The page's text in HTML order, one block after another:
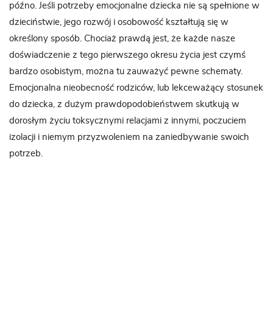
późno. Jeśli potrzeby emocjonalne dziecka nie są spełnione w
dzieciństwie, jego rozwój i osobowość kształtują się w
określony sposób. Chociaż prawdą jest, że każde nasze
doświadczenie z tego pierwszego okresu życia jest czymś
bardzo osobistym, można tu zauważyć pewne schematy.
Emocjonalna nieobecność rodziców, lub lekceważący stosunek
do dziecka, z dużym prawdopodobieństwem skutkują w
dorosłym życiu toksycznymi relacjami z innymi, poczuciem
izolacji i niemym przyzwoleniem na zaniedbywanie swoich
potrzeb.